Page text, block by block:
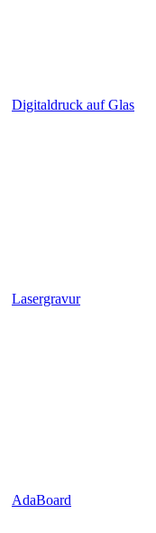
Digitaldruck auf Glas
Lasergravur
AdaBoard